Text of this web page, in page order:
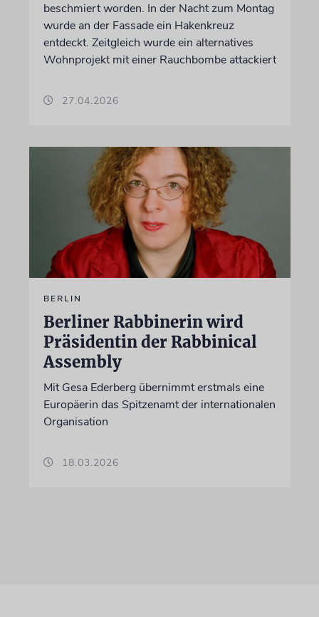
beschmiert worden. In der Nacht zum Montag
wurde an der Fassade ein Hakenkreuz
entdeckt. Zeitgleich wurde ein alternatives
Wohnprojekt mit einer Rauchbombe attackiert
27.04.2026
BERLIN
Berliner Rabbinerin wird
Präsidentin der Rabbinical
Assembly
Mit Gesa Ederberg übernimmt erstmals eine
Europäerin das Spitzenamt der internationalen
Organisation
18.03.2026